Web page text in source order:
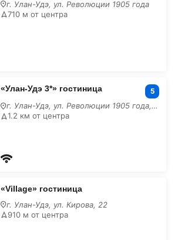
г. Улан-Удэ, ул. Революции 1905 года
710 м от центра
«Улан-Удэ 3*» гостиница 5
г. Улан-Удэ, ул. Революции 1905 года, 78/А
1.2 км от центра
«Village» гостиница
г. Улан-Удэ, ул. Кирова, 22
910 м от центра